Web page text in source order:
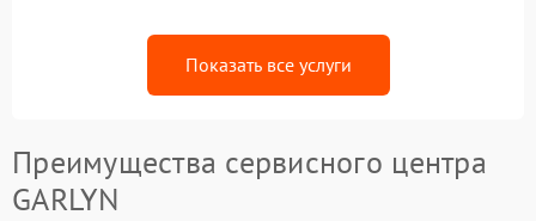
Показать все услуги
Преимущества сервисного центра
GARLYN